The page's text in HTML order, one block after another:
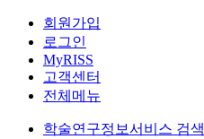
회원가입
로그인
MyRISS
고객센터
전체메뉴
학술연구정보서비스 검색